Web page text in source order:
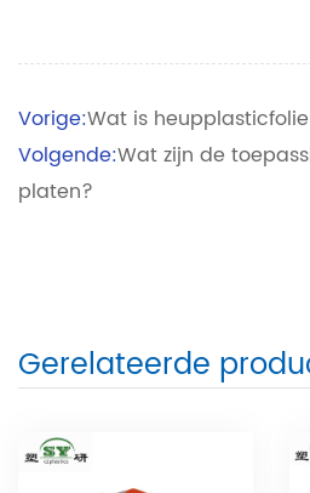
Vorige:Wat is
Volgende:Wat zijn de
platen?
Gerelateerde